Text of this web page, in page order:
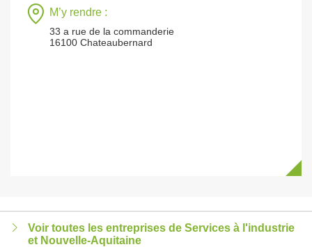
M’y rendre :
33 a rue de la commanderie
16100 Chateaubernard
Voir toutes les entreprises de Services à l'industrie
et Nouvelle-Aquitaine